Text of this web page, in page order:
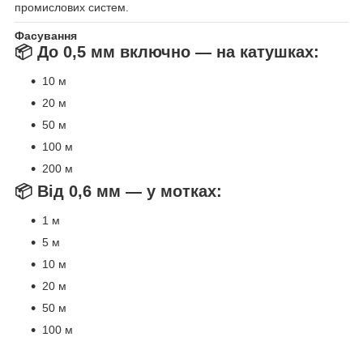
промислових систем.
Фасування
📦 До 0,5 мм включно — на катушках:
10 м
20 м
50 м
100 м
200 м
📦 Від 0,6 мм — у мотках:
1 м
5 м
10 м
20 м
50 м
100 м